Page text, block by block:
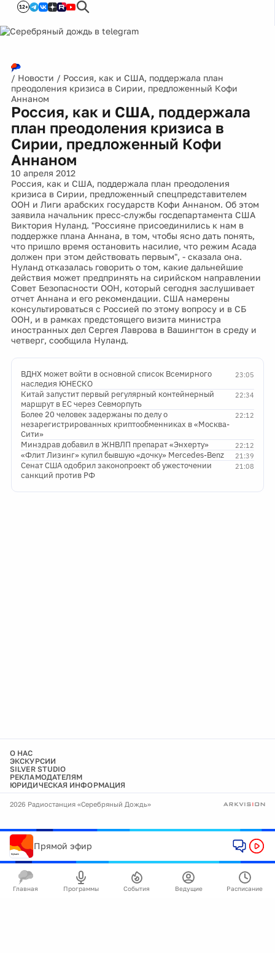
12+
/ Новости / Россия, как и США, поддержала план
преодоления кризиса в Сирии, предложенный Кофи
Аннаном
Россия, как и США, поддержала
план преодоления кризиса в
Сирии, предложенный Кофи
Аннаном
10 апреля 2012
Россия, как и США, поддержала план преодоления
кризиса в Сирии, предложенный спецпредставителем
ООН и Лиги арабских государств Кофи Аннаном. Об этом
заявила начальник пресс-службы госдепартамента США
Виктория Нуланд. "Россияне присоединились к нам в
поддержке плана Аннана, в том, чтобы ясно дать понять,
что пришло время остановить насилие, что режим Асада
должен при этом действовать первым", - сказала она.
Нуланд отказалась говорить о том, какие дальнейшие
действия может предпринять на сирийском направлении
Совет Безопасности ООН, который сегодня заслушивает
отчет Аннана и его рекомендации. США намерены
консультироваться с Россией по этому вопросу и в СБ
ООН, и в рамках предстоящего визита министра
иностранных дел Сергея Лаврова в Вашингтон в среду и
четверг, сообщила Нуланд.
23:05
ВДНХ может войти в основной список Всемирного
наследия ЮНЕСКО
22:34
Китай запустит первый регулярный контейнерный
маршрут в ЕС через Севморпуть
22:12
Более 20 человек задержаны по делу о
незарегистрированных криптообменниках в «Москва-
Сити»
22:12
Минздрав добавил в ЖНВЛП препарат «Энхерту»
21:39
«Флит Лизинг» купил бывшую «дочку» Mercedes-Benz
21:08
Сенат США одобрил законопроект об ужесточении
санкций против РФ
О НАС
ЭКСКУРСИИ
SILVER STUDIO
РЕКЛАМОДАТЕЛЯМ
ЮРИДИЧЕСКАЯ ИНФОРМАЦИЯ
2026 Радиостанция «Серебряный Дождь»
Прямой эфир
Главная Программы События Ведущие Расписание